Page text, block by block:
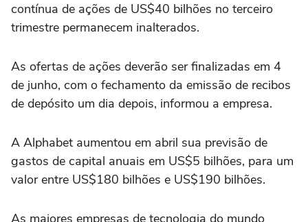
contínua de ações ⁠de US$40 bilhões no terceiro
trimestre permanecem inalterados.
As ofertas de ações deverão ser finalizadas em 4
de junho, com o fechamento da emissão de recibos
de depósito um dia ‌depois, informou a empresa.
A Alphabet aumentou em abril sua previsão de
gastos de capital anuais em US$5 bilhões, ⁠para um
valor entre US$180 bilhões e US$190 bilhões.
As maiores empresas de tecnologia do mundo